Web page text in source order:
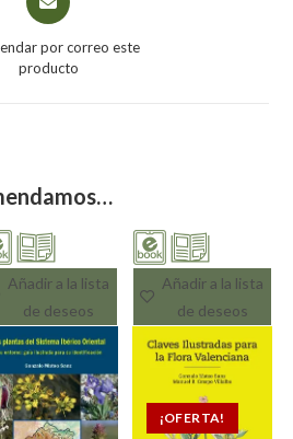
por correo este
producto
Añadir a la lista
de deseos
Añadir a la lista
de deseos
¡OFERTA!